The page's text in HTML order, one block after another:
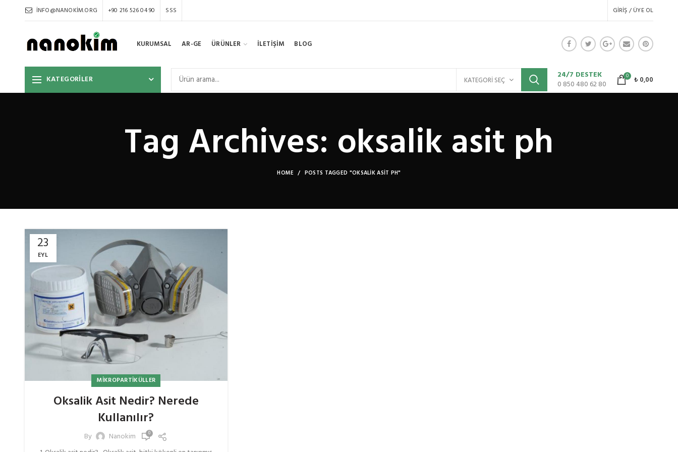
INFO@NANOKIM.ORG +90 216 526 04 90 SSS GIRIŞ / ÜYE OL
KURUMSAL AR-GE ÜRÜNLER İLETİŞİM BLOG
KATEGORİLER KATEGORI SEÇ
24/7 DESTEK
0 850 480 62 80
0 ₺0,00
Tag Archives: oksalik asit ph
HOME POSTS TAGGED "OKSALIK ASIT PH"
23
EYL
MIKROPARTIKÜLLER
Oksalik Asit Nedir? Nerede
Kullanılır?
By Nanokim 0